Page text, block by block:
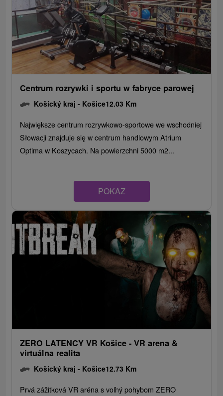
Centrum rozrywki i sportu w fabryce parowej
Košický kraj - Košice12.03 Km
Największe centrum rozrywkowo-sportowe we wschodniej
Słowacji znajduje się w centrum handlowym Atrium
Optima w Koszycach. Na powierzchni 5000 m2...
POKAZ
ZERO LATENCY VR Košice - VR arena &
virtuálna realita
Košický kraj - Košice12.73 Km
Prvá zážitková VR aréna s voľný pohybom ZERO